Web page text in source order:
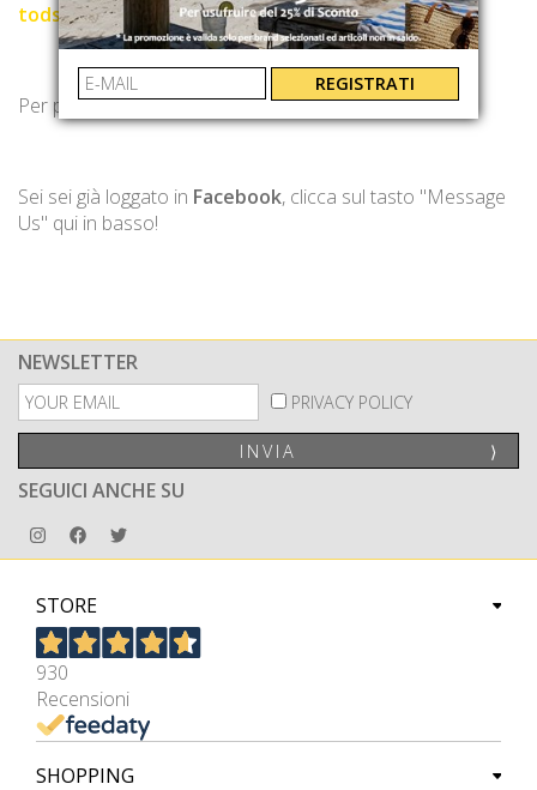
todsroma@fyonasrl.com
Per parlare con noi suWeChat,clicca qui.
Sei sei già loggato in Facebook, clicca sul tasto "Message
Us" qui in basso!
NEWSLETTER
PRIVACY POLICY
INVIA ⟩
SEGUICI ANCHE SU
STORE
930
Recensioni
SHOPPING
REGISTRATI